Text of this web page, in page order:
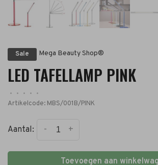
Sale Mega Beauty Shop®
LED TAFELLAMP PINK
• • • •
•
Artikelcode: MBS/001B/PINK
Aantal: +
-
Toevoegen aan